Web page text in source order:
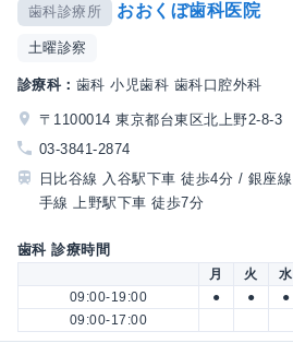
歯科診療所 おおくぼ歯科医院
土曜診察
診療科： 歯科 小児歯科 歯科口腔外科
〒1100014 東京都台東区北上野2-8-3
03-3841-2874
日比谷線 入谷駅下車 徒歩4分 / 銀座
手線 上野駅下車 徒歩7分
歯科 診療時間
月 火 水
09:00-19:00
● ● ●
09:00-17:00